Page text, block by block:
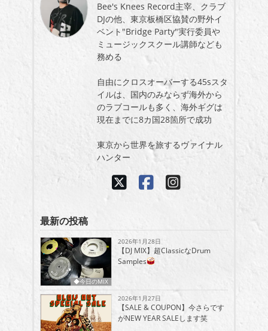
Bee's Knees Record主宰、クラブ
DJの他、東京板橋区協賛の野外イ
ベント"Bridge Party"実行委員や
ミュージックスクール講師なども
務める
自由にクロスオーバーする45sスタ
イルは、国内のみならず海外から
のラブコールも多く、海外ギグは
現在までに8カ国28箇所で成功
東京から世界を旅するヴァイナル
ハンター
最新の投稿
◆今日のMIX
2026年1月28日
【DJ MIX】超ClassicなDrum
Samples
2026年1月27日
【SALE & COUPON】今さらです
がNEW YEAR SALEします笑